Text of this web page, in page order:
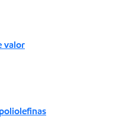
valor